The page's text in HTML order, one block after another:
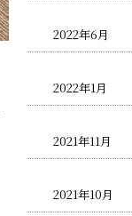
2022年6月
2022年1月
2021年11月
2021年10月